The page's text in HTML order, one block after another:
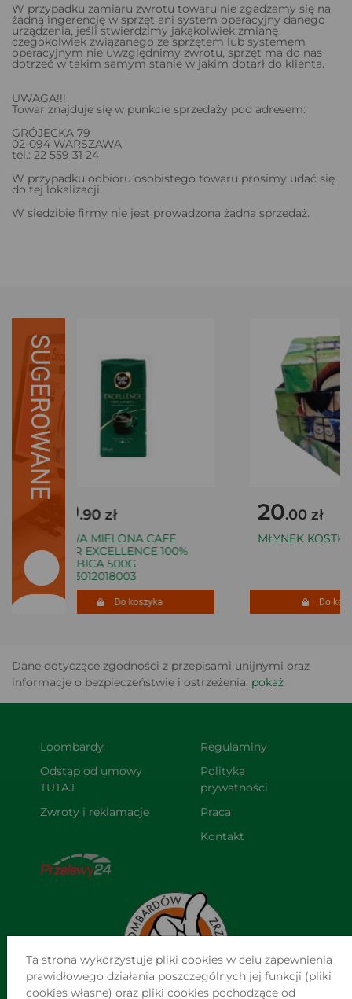
W przypadku zamiaru zwrotu towaru nie zgadzamy się na
żadną ingerencję w sprzęt ani system operacyjny danego
urządzenia, jeśli stwierdzimy jakąkolwiek zmianę
czegokolwiek związanego ze sprzętem lub systemem
operacyjnym nie uwzględnimy zwrotu, sprzęt ma do nas
dotrzeć w takim samym stanie w jakim dotarł do klienta.
UWAGA!!!
Towar znajduje się w punkcie sprzedaży pod adresem:
GRÓJECKA 79
02-094 WARSZAWA
tel.: 22 559 31 24
W przypadku odbioru osobistego towaru prosimy udać się
do tej lokalizacji.
W siedzibie firmy nie jest prowadzona żadna sprzedaż.
SUGEROWANE
.90 zł
KAWA MIELONA CAFE
D'OR EXCELLENCE 100%
ARABICA 500G
8003012018003
Do koszyka
20.00 zł
MŁYNEK KOSTKA
Do
Dane dotyczące zgodności z przepisami unijnymi oraz
informacje o bezpieczeństwie i ostrzeżenia: pokaż
Loombardy
Odstąp od umowy
TUTAJ
Zwroty i reklamacje
Regulaminy
Polityka
prywatności
Praca
Kontakt
Ta strona wykorzystuje pliki cookies w celu zapewnienia
prawidłowego działania poszczególnych jej funkcji (pliki
cookies własne) oraz pliki cookies pochodzące od